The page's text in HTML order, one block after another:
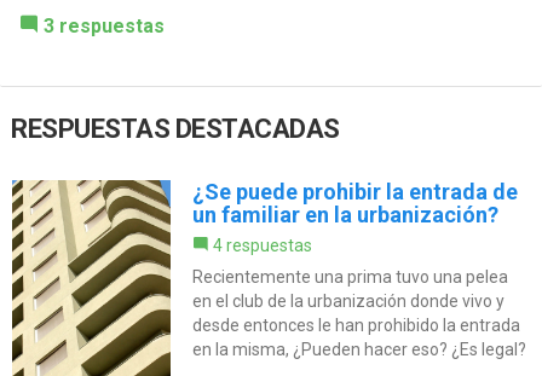
3 respuestas
RESPUESTAS DESTACADAS
¿Se puede prohibir la entrada de
un familiar en la urbanización?
4 respuestas
Recientemente una prima tuvo una pelea
en el club de la urbanización donde vivo y
desde entonces le han prohibido la entrada
en la misma, ¿Pueden hacer eso? ¿Es legal?